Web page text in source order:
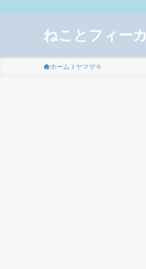
ねことフィーカ
ホーム ヤマザキ